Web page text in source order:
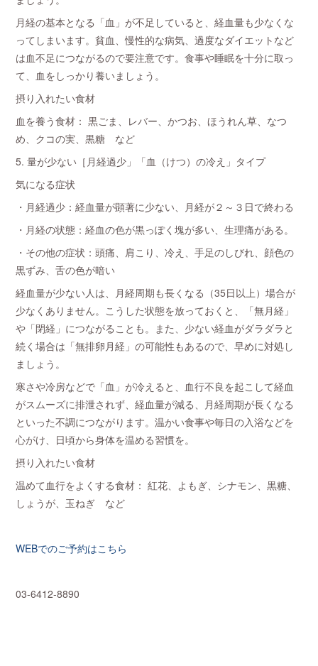
月経の基本となる「血」が不足していると、経血量も少なくな
ってしまいます。貧血、慢性的な病気、過度なダイエットなど
は血不足につながるので要注意です。食事や睡眠を十分に取っ
て、血をしっかり養いましょう。
摂り入れたい食材
血を養う食材： 黒ごま、レバー、かつお、ほうれん草、なつ
め、クコの実、黒糖 など
5. 量が少ない［月経過少」「血（けつ）の冷え」タイプ
気になる症状
・月経過少：経血量が顕著に少ない、月経が２～３日で終わる
・月経の状態：経血の色が黒っぽく塊が多い、生理痛がある。
・その他の症状：頭痛、肩こり、冷え、手足のしびれ、顔色の
黒ずみ、舌の色が暗い
経血量が少ない人は、月経周期も長くなる（35日以上）場合が
少なくありません。こうした状態を放っておくと、「無月経」
や「閉経」につながることも。また、少ない経血がダラダラと
続く場合は「無排卵月経」の可能性もあるので、早めに対処し
ましょう。
寒さや冷房などで「血」が冷えると、血行不良を起こして経血
がスムーズに排泄されず、経血量が減る、月経周期が長くなる
といった不調につながります。温かい食事や毎日の入浴などを
心がけ、日頃から身体を温める習慣を。
摂り入れたい食材
温めて血行をよくする食材： 紅花、よもぎ、シナモン、黒糖、
しょうが、玉ねぎ など
WEBでのご予約はこちら
03-6412-8890